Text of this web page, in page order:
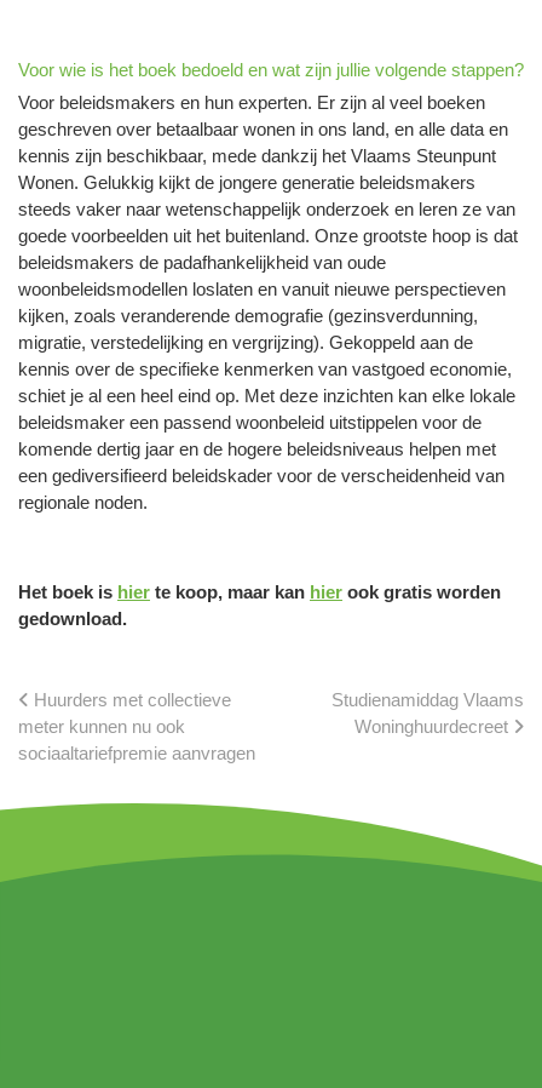
Voor wie is het boek bedoeld en wat zijn jullie volgende stappen?
Voor beleidsmakers en hun experten. Er zijn al veel boeken
geschreven over betaalbaar wonen in ons land, en alle data en
kennis zijn beschikbaar, mede dankzij het Vlaams Steunpunt
Wonen. Gelukkig kijkt de jongere generatie beleidsmakers
steeds vaker naar wetenschappelijk onderzoek en leren ze van
goede voorbeelden uit het buitenland. Onze grootste hoop is dat
beleidsmakers de padafhankelijkheid van oude
woonbeleidsmodellen loslaten en vanuit nieuwe perspectieven
kijken, zoals veranderende demografie (gezinsverdunning,
migratie, verstedelijking en vergrijzing). Gekoppeld aan de
kennis over de specifieke kenmerken van vastgoed economie,
schiet je al een heel eind op. Met deze inzichten kan elke lokale
beleidsmaker een passend woonbeleid uitstippelen voor de
komende dertig jaar en de hogere beleidsniveaus helpen met
een gediversifieerd beleidskader voor de verscheidenheid van
regionale noden.
Het boek is hier te koop, maar kan hier ook gratis worden
gedownload.
Huurders met collectieve
meter kunnen nu ook
sociaaltariefpremie aanvragen
Studienamiddag Vlaams
Woninghuurdecreet